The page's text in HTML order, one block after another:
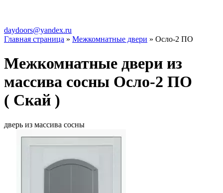
daydoors@yandex.ru
Главная страница » Межкомнатные двери » Осло-2 ПО
Межкомнатные двери из
массива сосны Осло-2 ПО
( Скай )
дверь из массива сосны